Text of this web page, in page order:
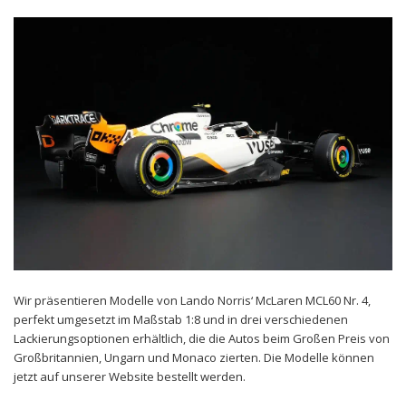
Wir präsentieren Modelle von Lando Norris‘ McLaren MCL60 Nr. 4,
perfekt umgesetzt im Maßstab 1:8 und in drei verschiedenen
Lackierungsoptionen erhältlich, die die Autos beim Großen Preis von
Großbritannien, Ungarn und Monaco zierten. Die Modelle können
jetzt auf unserer Website bestellt werden.